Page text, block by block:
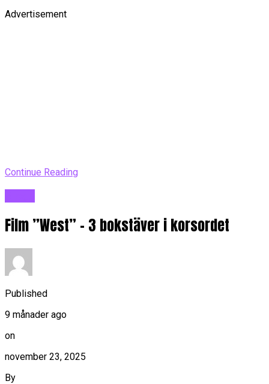
Advertisement
Continue Reading
Film ”West” – 3 bokstäver i korsordet
Published
9 månader ago
on
november 23, 2025
By